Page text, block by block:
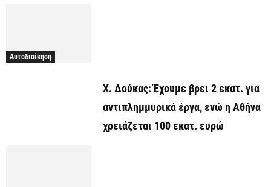
Αυτοδιοίκηση
Χ. Δούκας: Έχουμε βρει 2 εκατ. για
αντιπλημμυρικά έργα, ενώ η Αθήνα
χρειάζεται 100 εκατ. ευρώ